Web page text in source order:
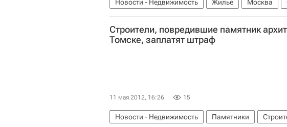
Новости - Недвижимость Жилье Москва
Россия
Строители, повредившие памятник
Томске, заплатят штраф
11 мая 2012, 16:26 15
Новости - Недвижимость Памятники